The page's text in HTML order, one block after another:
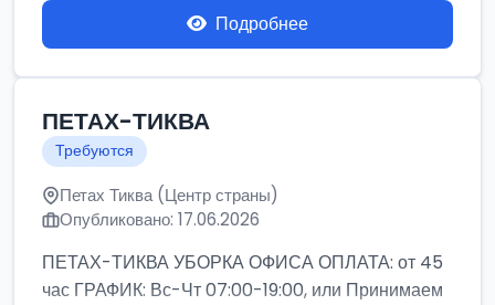
Подробнее
ПЕТАХ-ТИКВА
Требуются
Петах Тиква (Центр страны)
Опубликовано: 17.06.2026
ПЕТАХ-ТИКВА УБОРКА ОФИСА ОПЛАТА: от 45
час ГРАФИК: Вс-Чт 07:00-19:00, или Принимаем